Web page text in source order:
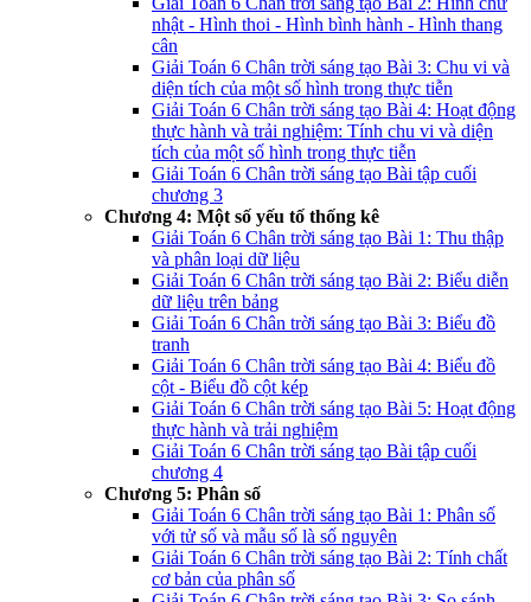
nhật - Hình thoi - Hình bình hành - Hình thang
cân
Giải Toán 6 Chân trời sáng tạo Bài 3: Chu vi và
diện tích của một số hình trong thực tiễn
Giải Toán 6 Chân trời sáng tạo Bài 4: Hoạt động
thực hành và trải nghiệm: Tính chu vi và diện
tích của một số hình trong thực tiễn
Giải Toán 6 Chân trời sáng tạo Bài tập cuối
chương 3
Chương 4: Một số yếu tố thống kê
Giải Toán 6 Chân trời sáng tạo Bài 1: Thu thập
và phân loại dữ liệu
Giải Toán 6 Chân trời sáng tạo Bài 2: Biểu diễn
dữ liệu trên bảng
Giải Toán 6 Chân trời sáng tạo Bài 3: Biểu đồ
tranh
Giải Toán 6 Chân trời sáng tạo Bài 4: Biểu đồ
cột - Biểu đồ cột kép
Giải Toán 6 Chân trời sáng tạo Bài 5: Hoạt động
thực hành và trải nghiệm
Giải Toán 6 Chân trời sáng tạo Bài tập cuối
chương 4
Chương 5: Phân số
Giải Toán 6 Chân trời sáng tạo Bài 1: Phân số
với tử số và mẫu số là số nguyên
Giải Toán 6 Chân trời sáng tạo Bài 2: Tính chất
cơ bản của phân số